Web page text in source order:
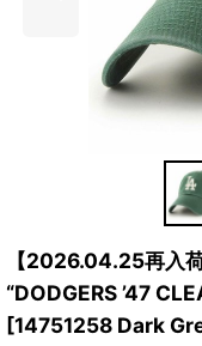
【2026.04.25再入
“DODGERS ’47
[14751258 Dark